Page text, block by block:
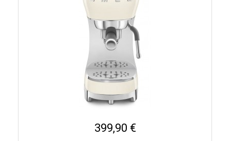
399,90 €